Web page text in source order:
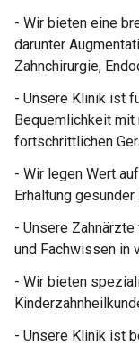
- Wir bieten eine
darunter
Zahnchirurgie,
- Unsere Klinik ist
Bequemlichkeit mit
fortschrittlichen
- Wir legen Wert
Erhaltung
- Unsere
und Fachwissen in
- Wir bieten
- Unsere Klinik ist